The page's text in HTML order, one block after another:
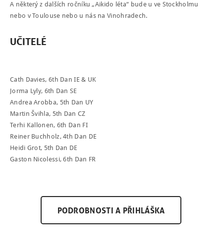
A některý z dalších ročníku „Aikido léta“ bude u ve Stockholmu
nebo v Toulouse nebo u nás na Vinohradech.
UČITELÉ
Cath Davies, 6th Dan IE & UK
Jorma Lyly, 6th Dan SE
Andrea Arobba, 5th Dan UY
Martin Švihla, 5th Dan CZ
Terhi Kallonen, 6th Dan FI
Reiner Buchholz, 4th Dan DE
Heidi Grot, 5th Dan DE
Gaston Nicolessi, 6th Dan FR
PODROBNOSTI A PŘIHLÁŠKA